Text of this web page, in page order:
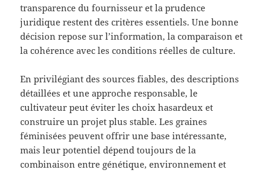
transparence du fournisseur et la prudence
juridique restent des critères essentiels. Une bonne
décision repose sur l’information, la comparaison et
la cohérence avec les conditions réelles de culture.
En privilégiant des sources fiables, des descriptions
détaillées et une approche responsable, le
cultivateur peut éviter les choix hasardeux et
construire un projet plus stable. Les graines
féminisées peuvent offrir une base intéressante,
mais leur potentiel dépend toujours de la
combinaison entre génétique, environnement et